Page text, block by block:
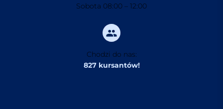
Sobota 08:00 – 12:00
Chodzi do nas:
827 kursantów!